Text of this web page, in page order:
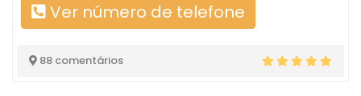
Ver número de telefone
88 comentários